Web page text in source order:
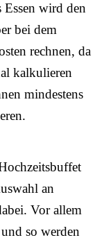
Essen wird den
bei dem
rechnen, da
kalkulieren
mindestens
an
Vor allem
so werden